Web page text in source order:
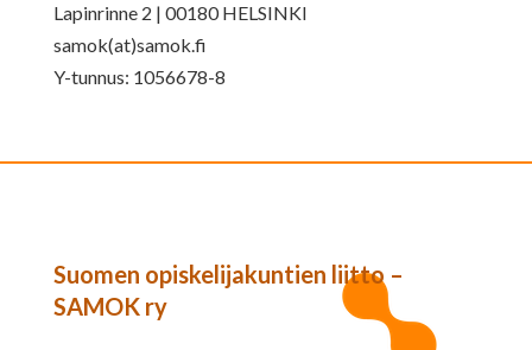
Lapinrinne 2 | 00180 HELSINKI
samok(at)samok.fi
Y-tunnus: 1056678-8
Suomen opiskelijakuntien liitto –
SAMOK ry